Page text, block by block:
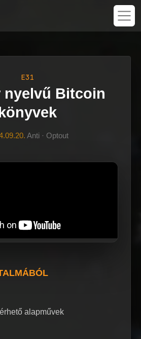
E31
nyelvű Bitcoin
Anti · Optout
alapművek